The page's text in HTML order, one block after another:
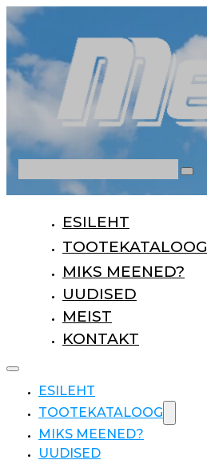
ESILEHT
TOOTEKATALOOG
MIKS MEENED?
UUDISED
MEIST
KONTAKT
ESILEHT
TOOTEKATALOOG
MIKS MEENED?
UUDISED